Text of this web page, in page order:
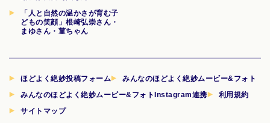
「人と自然の温かさが育む子
どもの笑顔」根崎弘崇さん・
まゆさん・菫ちゃん
ほどよく絶妙投稿フォーム
みんなのほどよく絶妙ムービー&フォト
みんなのほどよく絶妙ムービー&フォトInstagram連携
利用規約
サイトマップ